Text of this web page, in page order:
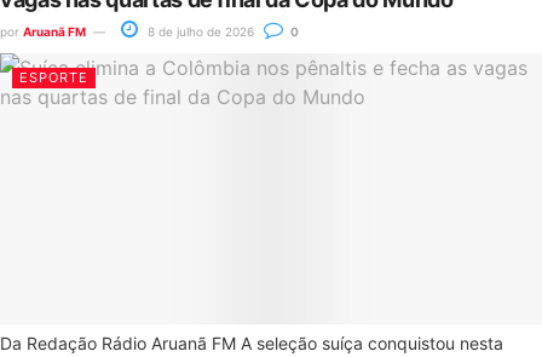
por Aruanã FM 8 de julho de 2026 0
ESPORTE
Da Redação Rádio Aruanã FM A seleção suíça conquistou nesta